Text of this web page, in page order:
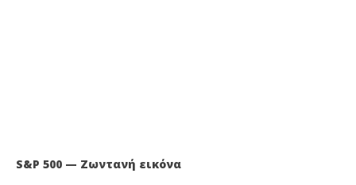
S&P 500 — Ζωντανή εικόνα